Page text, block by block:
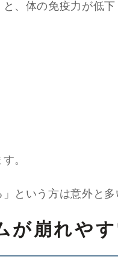
、体の免疫力が低下
。
という方は意外と多
が崩れや